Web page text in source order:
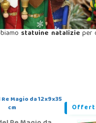
statuine natalizieper